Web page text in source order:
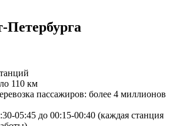
110 км
пассажиров: более 4 миллионов
05:45 до 00:15-00:40 (каждая станция